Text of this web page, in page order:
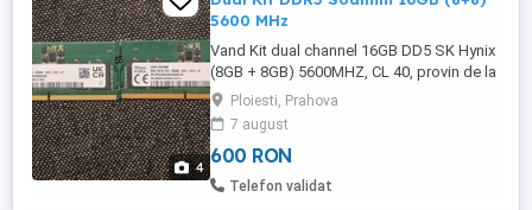
4
5600 MHz
Vand Kit dual channel 16GB DD5 SK Hynix
(8GB + 8GB) 5600MHZ, CL 40, provin de la
un laptop MSI Katana la care am facut
upgrade la 32 GB. Au fost folosite
aproximativ 6 luni. Functioneaza perfect,
nu au nicio problema. NU DORESC SA FAC
SCHIMBURI, VA ROG SA NU INSISTATI.
Ploiesti, Prahova
7 august
600 RON
Telefon validat